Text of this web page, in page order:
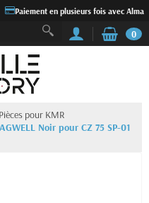
Paiement en plusieurs fois avec Alma
0
Pièces pour KMR
Noir pour CZ 75 SP-01